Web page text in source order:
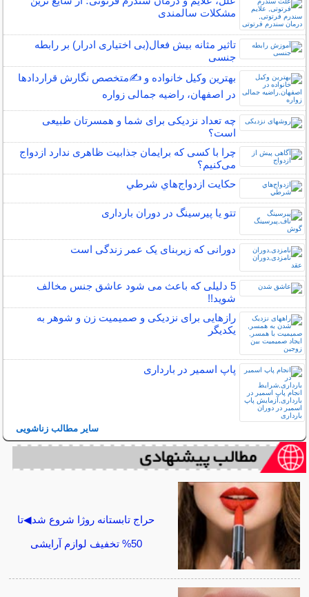
مشکلات سالمندی
تاثیر مثانه بیش فعال(بی اختیاری ادرار) بر رابطه
جنسی
بهترین وکیل خانواده و ✍️متخصص نگارش قراردادها
در اصفهان، راضیه جمالی زواره
چه تعداد نزدیکی برای شما و همسرتان طبیعی
است؟
چرا با کسی که برایمان جذابیت ظاهری ندارد ازدواج
می‌کنیم؟
حكايت ازدواج‌هاي شرطي
تتو یا پیرسینگ در دوران بارداری
دورانی که زیربنای یک عمر زندگی‌ است
5 دلیلی که باعث می شود عاشق جنس مخالف
شوید!!
رازهایی برای نزدیکی و صمیمیت زن و شوهر به
یکدیگر
پاپ اسمیر در بارداری
سایر مطالب زناشویی
حراج تابستانه روژا شروع شد◀تا
50% تخفیف لوازم آرایشی